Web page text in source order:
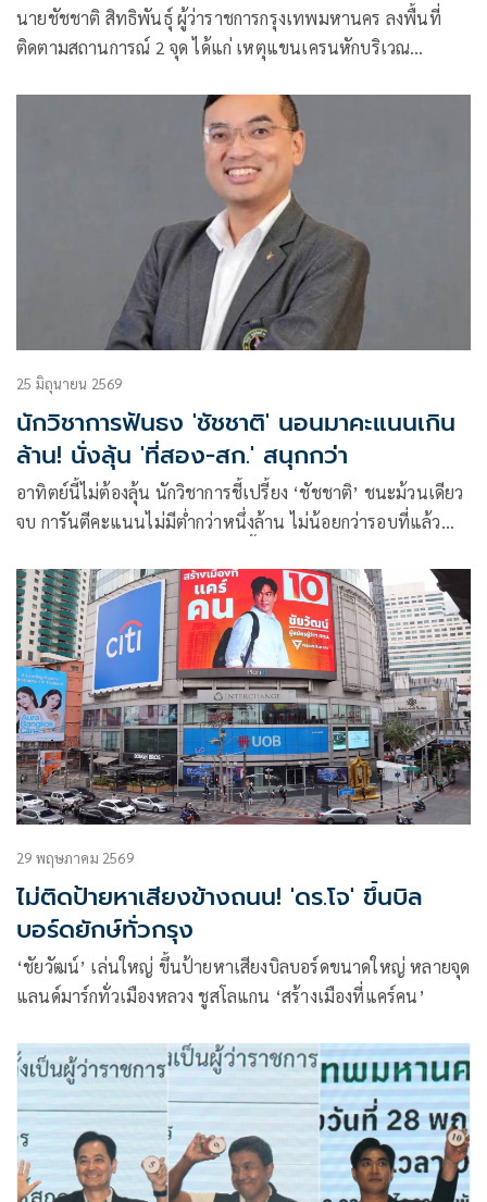
นายชัชชาติ สิทธิพันธุ์ ผู้ว่าราชการกรุงเทพมหานคร ลงพื้นที่
ติดตามสถานการณ์ 2 จุด ได้แก่ เหตุแขนเครนหักบริเวณ
เขตปทุมวัน และจุดถนนทรุดบริเวณวงเวียนใหญ่
25 มิถุนายน 2569
นักวิชาการฟันธง 'ชัชชาติ' นอนมาคะแนนเกิน
ล้าน! นั่งลุ้น 'ที่สอง-สก.' สนุกกว่า
อาทิตย์นี้ไม่ต้องลุ้น นักวิชาการชี้เปรี้ยง ‘ชัชชาติ’ ชนะม้วนเดียว
จบ การันตีคะแนนไม่มีต่ำกว่าหนึ่งล้าน ไม่น้อยกว่ารอบที่แล้ว
แดง เบียดกันเข้มข้น
29 พฤษภาคม 2569
ไม่ติดป้ายหาเสียงข้างถนน! 'ดร.โจ' ขึ้นบิล
บอร์ดยักษ์ทั่วกรุง
‘ชัยวัฒน์’ เล่นใหญ่ ขึ้นป้ายหาเสียงบิลบอร์ดขนาดใหญ่ หลายจุด
แลนด์มาร์กทั่วเมืองหลวง ชูสโลแกน ‘สร้างเมืองที่แคร์คน’